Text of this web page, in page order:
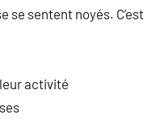
se sentent noyés. C’est
activité